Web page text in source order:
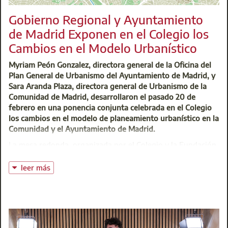
Gobierno Regional y Ayuntamiento
de Madrid Exponen en el Colegio los
Cambios en el Modelo Urbanístico
Myriam Peón Gonzalez, directora general de la Oficina del
Plan General de Urbanismo del Ayuntamiento de Madrid, y
Sara Aranda Plaza, directora general de Urbanismo de la
Comunidad de Madrid, desarrollaron el pasado 20 de
febrero en una ponencia conjunta celebrada en el Colegio
los cambios en el modelo de planeamiento urbanístico en la
Comunidad y el Ayuntamiento de Madrid.
Iglesias González y Vicente Estebaranz Parra, codirectores
del curso de Experto en Planeamiento y Gestión
Myriam Peón y Sara Aranda coincidieron en afirmar que nos
encontramos en el momento adecuado para encarar los
leer más